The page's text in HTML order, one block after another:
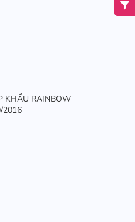
KHẨU RAINBOW
2016